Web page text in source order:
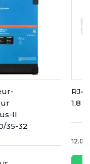
II
35-32
1,8
12.00